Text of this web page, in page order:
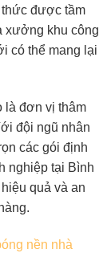
thức được tầm
xưởng khu công
có thể mang lại
là đơn vị thâm
đội ngũ nhân
các gói định
nghiệp tại Bình
quả và an
nền nhà